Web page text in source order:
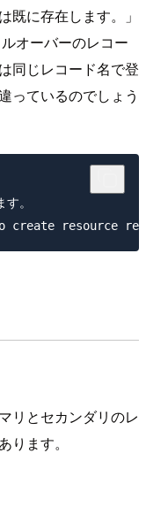
既に存在します。」
オーバーのレコー
同じレコード名で登
っているのでしょう
。
リとセカンダリのレ
ります。